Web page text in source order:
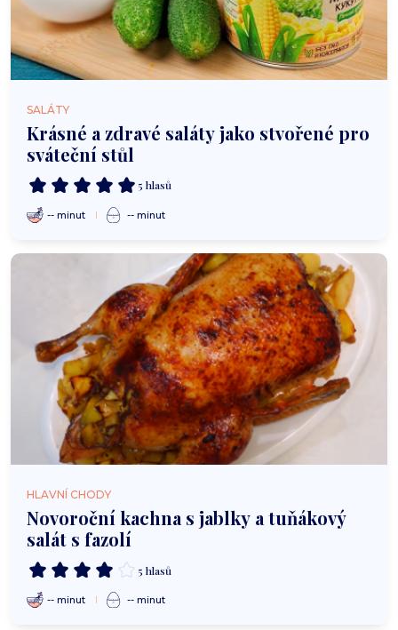
SALÁTY
Krásné a zdravé saláty jako stvořené pro
sváteční stůl
5 hlasů
-- minut -- minut
HLAVNÍ CHODY
Novoroční kachna s jablky a tuňákový
salát s fazolí
5 hlasů
-- minut -- minut